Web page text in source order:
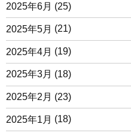
2025年6月 (25)
2025年5月 (21)
2025年4月 (19)
2025年3月 (18)
2025年2月 (23)
2025年1月 (18)